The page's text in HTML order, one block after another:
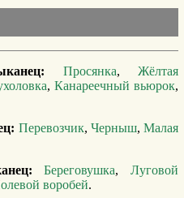
Просянка, Жёлтая
, Канареечный вьюрок,
Перевозчик, Черныш,Малая
Береговушка, Луговой
воробей.